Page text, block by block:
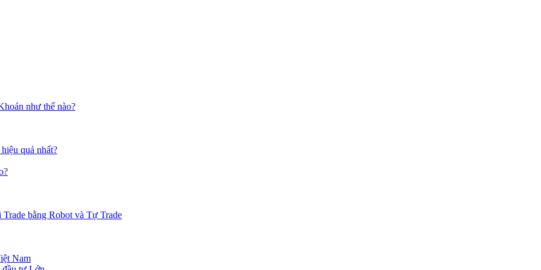
như thế nào?
quả nhất?
bằng Robot và Tự Trade
Nam